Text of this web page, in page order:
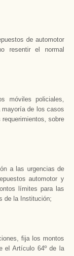
de automotor
resentir el normal
móviles policiales,
de los casos
sobre
a las urgencias de
automotor y
límites para las
de la Institución;
fija los montos
el Artículo 64º de la